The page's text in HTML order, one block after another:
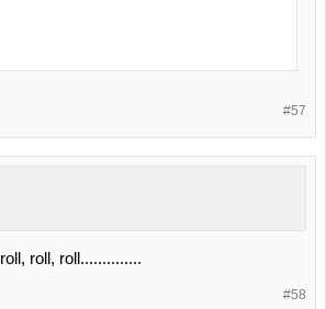
#57
roll, roll, roll..............
#58